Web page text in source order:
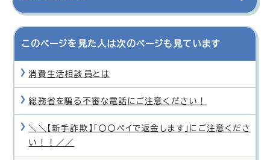
このページを見た人は次のページも見ています
消費生活相談員とは
総務省を騙る不審な電話にご注意ください！
＼＼【新手詐欺】「〇〇ペイで返金します」にご注意くださ
い！！／／